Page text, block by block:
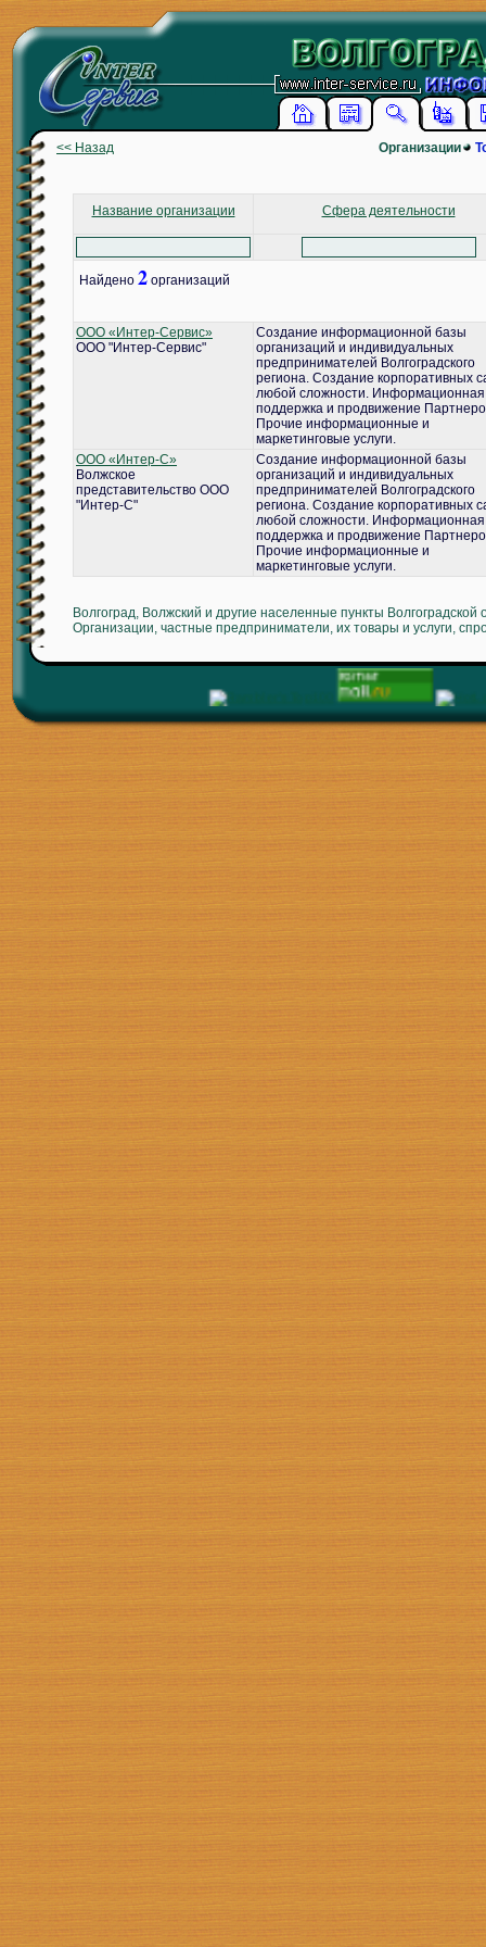
<< Назад Организации
Название организации Сфера деятельности
Найдено 2 организаций
ООО «Интер-Сервис»
ООО "Интер-Сервис"
Создание информационной базы
организаций и индивидуальных
предпринимателей Волгоградского
региона. Создание корпоративных
любой сложности. Информационная
поддержка и продвижение
Прочие информационные и
маркетинговые услуги.
ООО «Интер-С»
Волжское
представительство ООО
"Интер-С"
Создание информационной базы
организаций и индивидуальных
предпринимателей Волгоградского
региона. Создание корпоративных
любой сложности. Информационная
поддержка и продвижение
Прочие информационные и
маркетинговые услуги.
Волгоград, Волжский и другие населенные пункты Волгоградской
Организации, частные предприниматели, их товары и услуги,